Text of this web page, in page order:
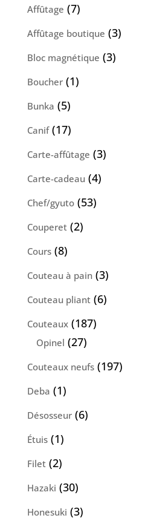
Affûtage 77
produits
Affûtage boutique 33
Bloc magnétique 33
Boucher 11
Bunka 55
produits
Canif 1717
produits
Carte-affûtage 33
Carte-cadeau 44
Chef/gyuto 5353
Couperet 22
Cours 88
produits
Couteau à pain 33
produits
Couteau pliant 66
Couteaux 187187
Opinel 2727
produits
Couteaux neufs 197197
Deba 11
produit
Désosseur 66
Étuis 11
produit
Filet 22
produits
Hazaki 3030
produits
Honesuki 33